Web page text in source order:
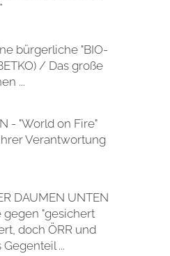
bürgerliche "BIO-
/ Das große
...
- "World on Fire"
Verantwortung
DAUMEN UNTEN
gegen "gesichert
doch ÖRR und
...